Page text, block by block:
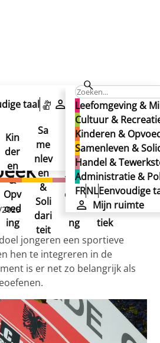
Leefomgeving &
Cultuur &
Kinderen &
Samenleven &
Handel &
Administratie &
FRNLEenvoudige
Mijn ruimte
taal Mijn ruimte
Kin
der
en
&
Opv
oed
ing
Sa
me
nlev
en
&
Soli
dari
teit
Han
del
&
Tew
erks
telli
ng
Ad
min
istr
atie
&
Poli
tiek
Kinderen & Jeugd
jongeren een sportieve
hen te integreren in de
is er net zo belangrijk als